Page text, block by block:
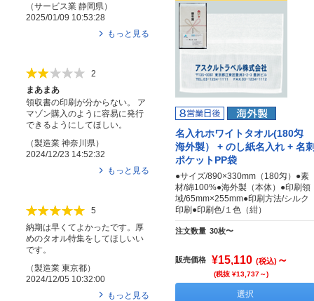
名入れホワイトタオル(180匁
海外製） + のし紙名入れ + 名
ポケットPP袋
●サイズ/890×330mm（180匁）●素
材/綿100%●海外製（本体）●印刷領
域/65mm×255mm●印刷方法/シルク
印刷●印刷色/１色（紺）
注文数量 30枚〜
販売価格 ¥15,110 (税込) ～
(税抜 ¥13,737～)
選択
（サービス業 静岡県 ）
2025/01/09 10:53:28
もっと見る
2
まあまあ
領収書の印刷が分からない。 ア
マゾン購入のように容易に発行
できるようにしてほしい。
（製造業 神奈川県）
2024/12/23 14:52:32
もっと見る
5
納期は早くてよかったです。厚
めのタオル特集をしてほしいい
です。
（製造業 東京都）
2024/12/05 10:32:00
もっと見る